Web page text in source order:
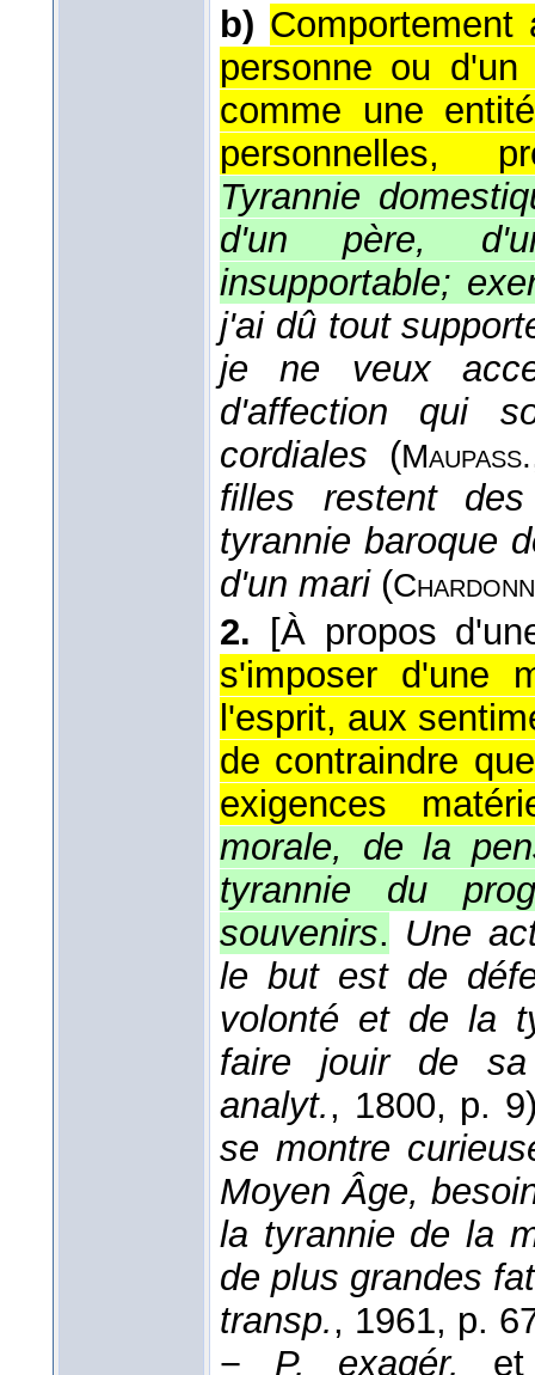
b)
personne ou d'un
comme une
personnelles,
Tyrannie
d'un père,
insupportable;
j'ai dû tout
je ne veux
d'affection qui
cordiales (Maupass.
filles restent
tyrannie baroque
d'un mari(
2.
[À propos
s'imposer d'une
l'esprit, aux
de contraindre
exigences
morale, de la
tyrannie du
souvenirs. Une
le but est de
volonté et de la
faire jouir de sa
analyt., 1800, p.
se montre
Moyen Âge,
la tyrannie de la
de plus grandes
transp., 1961, p.
− P. exagér.